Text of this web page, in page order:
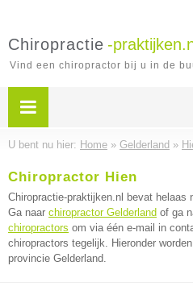
Chiropractie -
Vind een chiropractor bij u in de
U bent nu hier: Home » Gelderland »
Chiropractor Hien
Chiropractie-praktijken.nl bevat helaas
Ga naar chiropractor Gelderland of ga
chiropractors om via één e-mail in
chiropractors tegelijk. Hieronder
provincie Gelderland.